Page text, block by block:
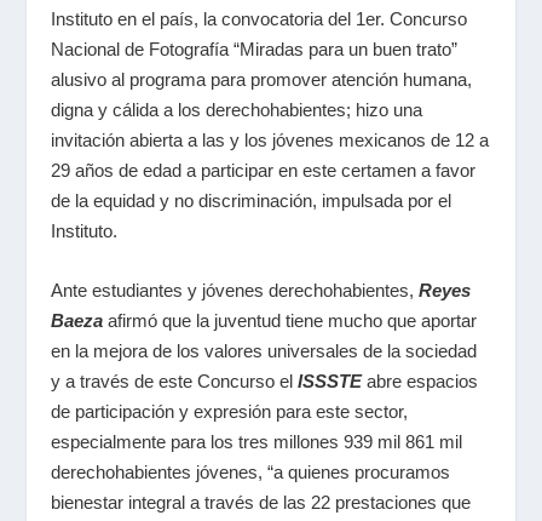
Instituto en el país, la convocatoria del 1er. Concurso
Nacional de Fotografía “Miradas para un buen trato”
alusivo al programa para promover atención humana,
digna y cálida a los derechohabientes; hizo una
invitación abierta a las y los jóvenes mexicanos de 12 a
29 años de edad a participar en este certamen a favor
de la equidad y no discriminación, impulsada por el
Instituto.
Ante estudiantes y jóvenes derechohabientes,Reyes
Baeza afirmó que la juventud tiene mucho que aportar
en la mejora de los valores universales de la sociedad
y a través de este Concurso elISSSTEabre espacios
de participación y expresión para este sector,
especialmente para los tres millones 939 mil 861 mil
derechohabientes jóvenes, “a quienes procuramos
bienestar integral a través de las 22 prestaciones que